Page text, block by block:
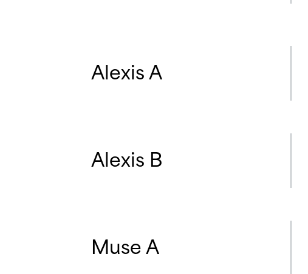
Alexis A
Alexis B
Muse A